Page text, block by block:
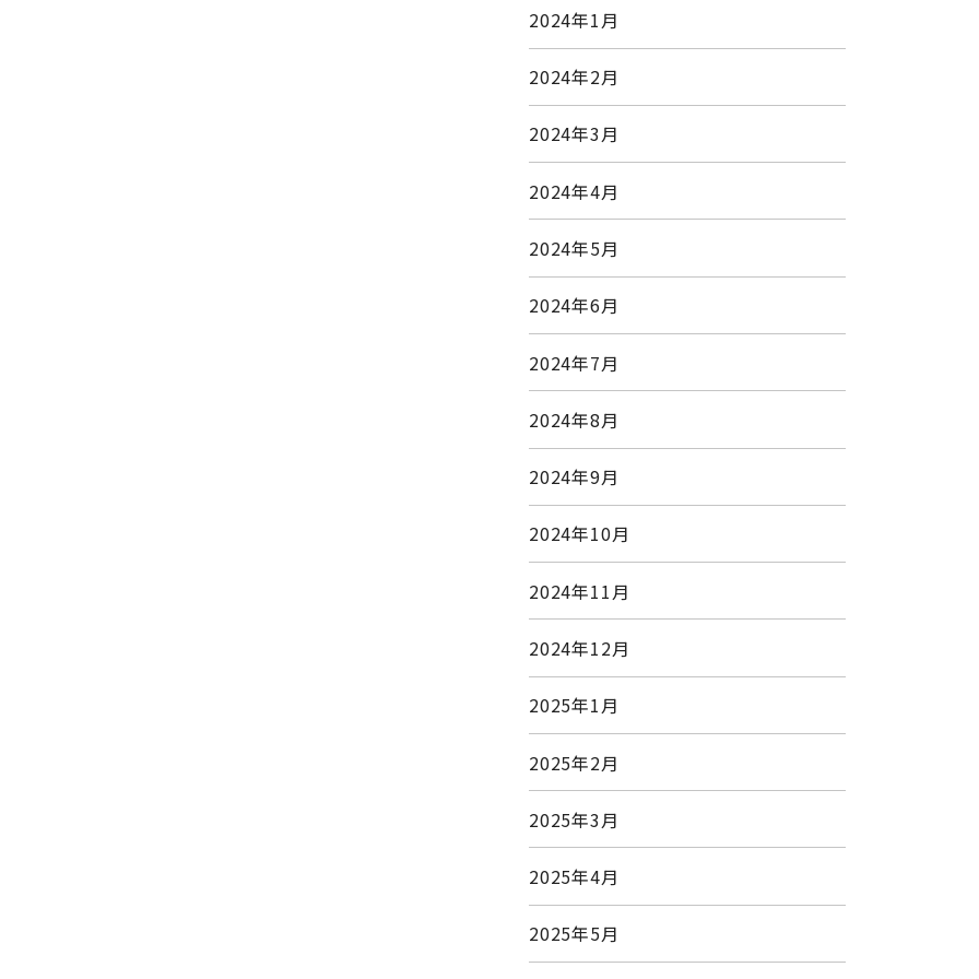
2024年1月
2024年2月
2024年3月
2024年4月
2024年5月
2024年6月
2024年7月
2024年8月
2024年9月
2024年10月
2024年11月
2024年12月
2025年1月
2025年2月
2025年3月
2025年4月
2025年5月